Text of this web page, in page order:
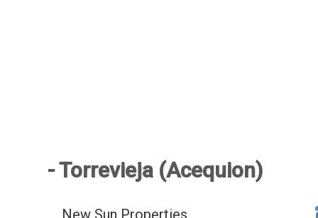
- Torrevieja (Acequion)
New Sun Properties